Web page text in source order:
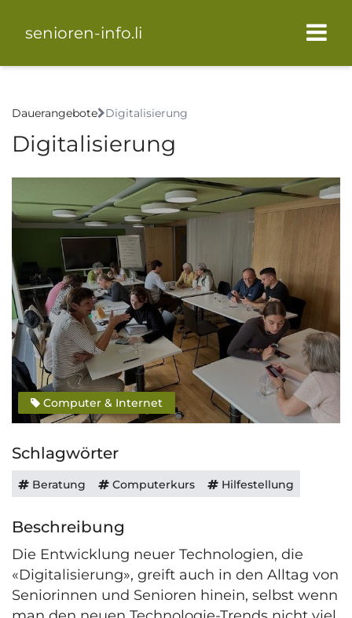
senioren-info.li
Dauerangebote Digitalisierung
Digitalisierung
Computer & Internet
Schlagwörter
Beratung Computerkurs Hilfestellung
Beschreibung
Die Entwicklung neuer Technologien, die
«Digitalisierung», greift auch in den Alltag von
Seniorinnen und Senioren hinein, selbst wenn